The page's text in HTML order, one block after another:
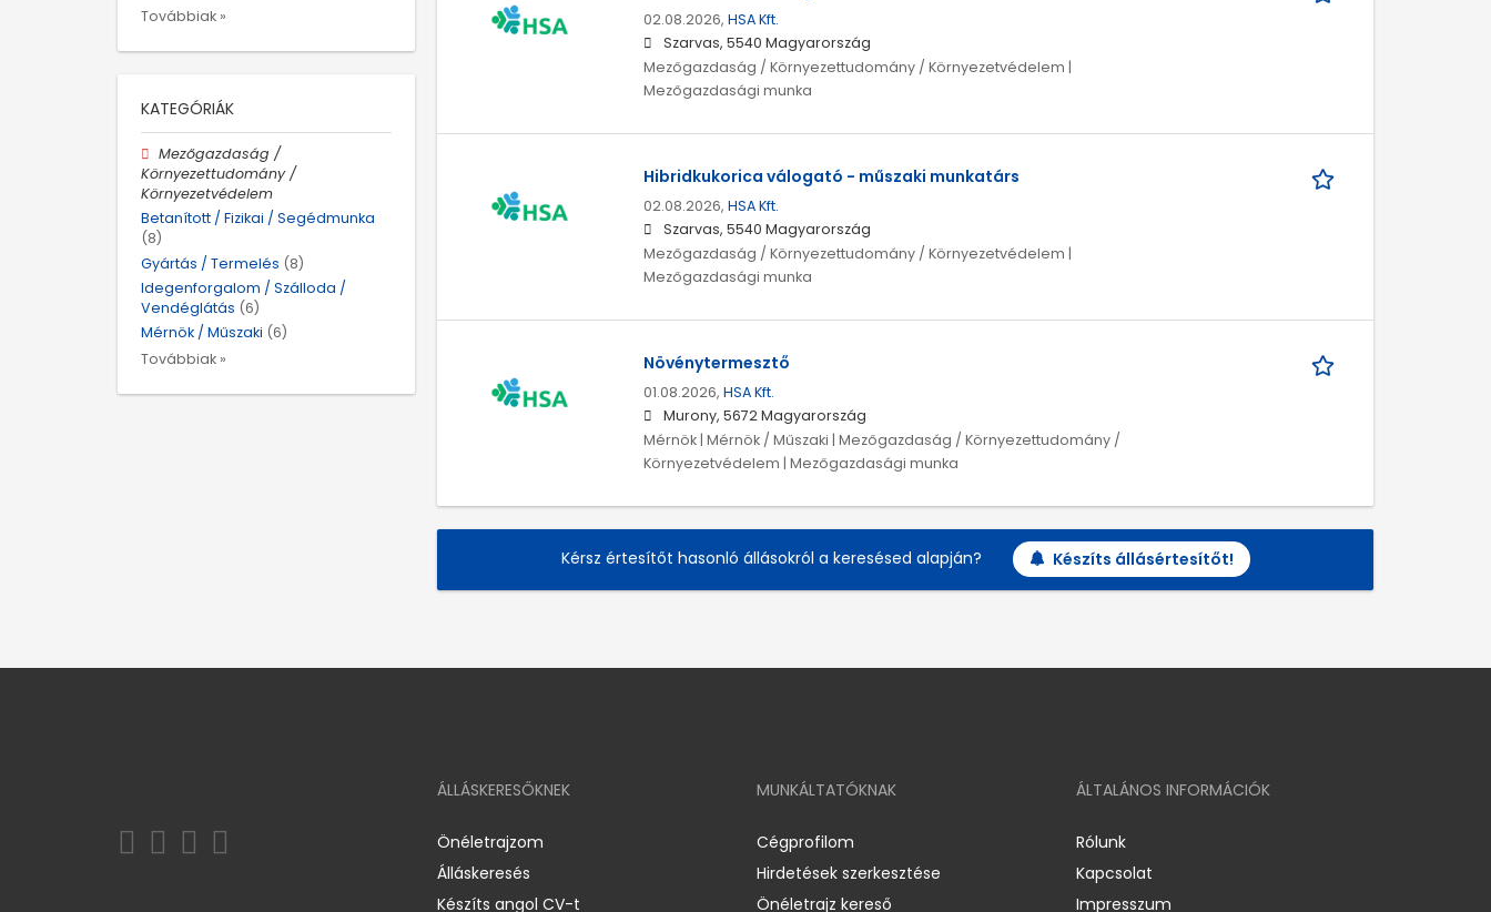
02.08.2026, HSA Kft.
Szarvas, 5540 Magyarország
Mezőgazdaság / Környezettudomány / Környezetvédelem |
Mezőgazdasági munka
Hibridkukorica válogató - műszaki munkatárs
02.08.2026, HSA Kft.
Szarvas, 5540 Magyarország
Mezőgazdaság / Környezettudomány / Környezetvédelem |
Mezőgazdasági munka
Növénytermesztő
01.08.2026, HSA Kft.
Murony, 5672 Magyarország
Mérnök | Mérnök / Műszaki | Mezőgazdaság / Környezettudomány /
Környezetvédelem | Mezőgazdasági munka
Kérsz értesítőt hasonló állásokról a keresésed alapján? Készíts állásértesítőt!
Továbbiak »
KATEGÓRIÁK
Mezőgazdaság /
Környezettudomány /
Környezetvédelem
Betanított / Fizikai / Segédmunka
(8)
Gyártás / Termelés (8)
Idegenforgalom / Szálloda /
Vendéglátás (6)
Mérnök / Műszaki (6)
Továbbiak »
ÁLLÁSKERESŐKNEK
Önéletrajzom
Álláskeresés
Készíts angol CV-t
MUNKÁLTATÓKNAK
Cégprofilom
Hirdetések szerkesztése
Önéletrajz kereső
ÁLTALÁNOS INFORMÁCIÓK
Rólunk
Kapcsolat
Impresszum